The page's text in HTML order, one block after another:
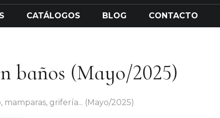
CATÁLOGOS BLOG CONTACTO
baños (Mayo/2025)
grifería... (Mayo/2025)